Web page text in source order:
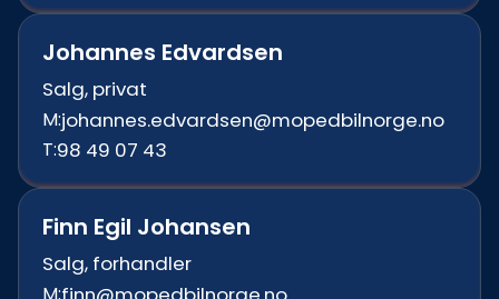
Johannes Edvardsen
Salg, privat
M:johannes.edvardsen@mopedbilnorge.no
T:98 49 07 43
Finn Egil Johansen
Salg, forhandler